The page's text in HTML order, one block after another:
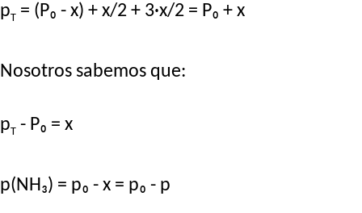
pT = (P₀ - x) + x/2 + 3·x/2 = P₀ + x
Nosotros sabemos que:
pT - P₀ = x
p(NH₃) = p₀ - x = p₀ - p